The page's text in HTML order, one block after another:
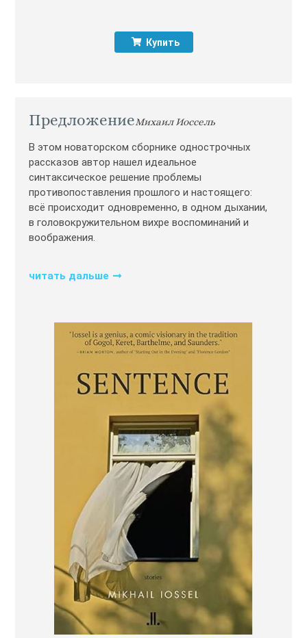
Купить
ПредложениеМихаил Иоссель
В этом новаторском сборнике однострочных
рассказов автор нашел идеальное
синтаксическое решение проблемы
противопоставления прошлого и настоящего:
всё происходит одновременно, в одном дыхании,
в головокружительном вихре воспоминаний и
воображения.
читать дальше